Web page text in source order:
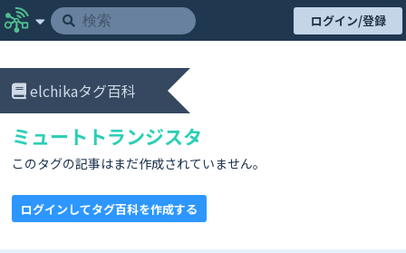
ログイン/登録
elchikaタグ百科
ミュートトランジスタ
このタグの記事はまだ作成されていません。
ログインしてタグ百科を作成する